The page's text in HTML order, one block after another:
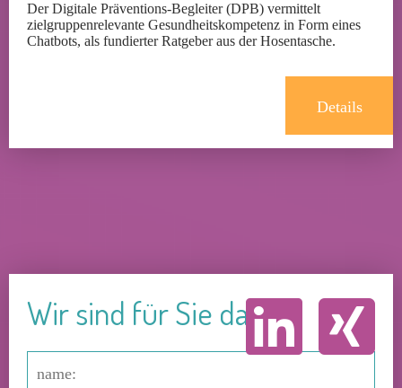
Der Digitale Präventions-Begleiter (DPB) vermittelt
zielgruppenrelevante Gesundheitskompetenz in Form eines
Chatbots, als fundierter Ratgeber aus der Hosentasche.
Details
Wir sind für Sie da!